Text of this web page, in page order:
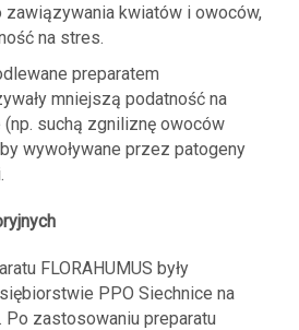
kwiatów i owoców,
na stres.
preparatem
mniejszą podatność na
suchą zgniliznę owoców
wywoływane przez patogeny
FLORAHUMUS były
PPO Siechnice na
Po zastosowaniu preparatu